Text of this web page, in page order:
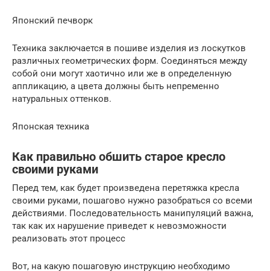
Японский печворк
Техника заключается в пошиве изделия из лоскутков
различных геометрических форм. Соединяться между
собой они могут хаотично или же в определенную
аппликацию, а цвета должны быть непременно
натуральных оттенков.
Японская техника
Как правильно обшить старое кресло
своими руками
Перед тем, как будет произведена перетяжка кресла
своими руками, пошагово нужно разобраться со всеми
действиями. Последовательность манипуляций важна,
так как их нарушение приведет к невозможности
реализовать этот процесс
Вот, на какую пошаговую инструкцию необходимо